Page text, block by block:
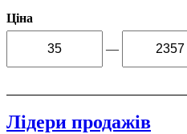
Ціна
—
Лідери продажів